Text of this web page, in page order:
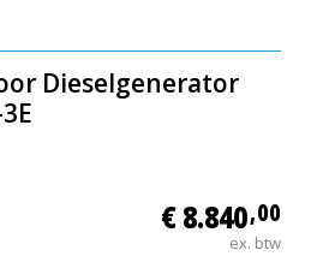
Dieselgenerator
€ 8.840,00
ex. btw